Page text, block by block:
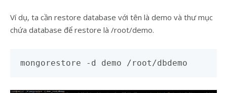
Ví dụ, ta cần restore database với tên là demo và thư mục
chứa database để restore là /root/demo.
mongorestore -d demo /root/dbdemo